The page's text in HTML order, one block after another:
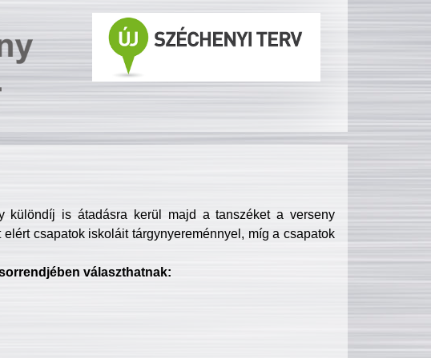
különdíj is átadásra kerül majd a tanszéket a verseny
csapatok iskoláit tárgynyereménnyel, míg a csapatok
választhatnak: